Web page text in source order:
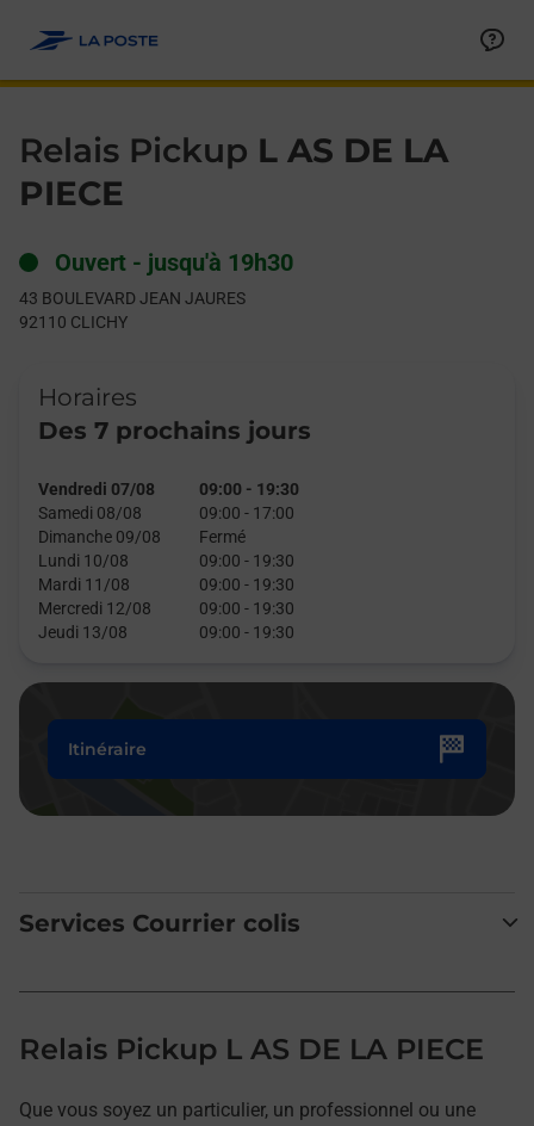
Relais Pickup L AS DE LA
PIECE
Ouvert - jusqu'à 19h30
43 BOULEVARD JEAN JAURES
92110 CLICHY
Horaires
Des 7 prochains jours
Vendredi 07/08 09:00 - 19:30
Samedi 08/08
09:00 - 17:00
Dimanche 09/08
Fermé
Lundi 10/08
09:00 - 19:30
Mardi 11/08
09:00 - 19:30
Mercredi 12/08
09:00 - 19:30
Jeudi 13/08
09:00 - 19:30
Itinéraire
Services Courrier colis
Relais Pickup L AS DE LA PIECE
Que vous soyez un particulier, un professionnel ou une